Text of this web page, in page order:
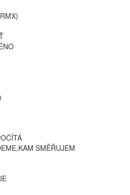
RMX)
,KAM SMĚŘUJEM